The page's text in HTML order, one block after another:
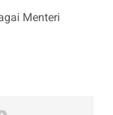
Menteri